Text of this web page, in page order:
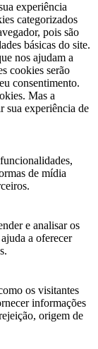
experiência
categorizados
pois são
básicas do site.
nos ajudam a
cookies serão
consentimento.
Mas a
sua experiência de
de mídia
e analisar os
a oferecer
os visitantes
informações
origem de